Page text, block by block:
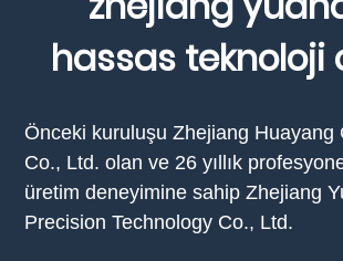
hassas teknoloji
Önceki kuruluşu Zhejiang Huayang
Co., Ltd. olan ve 26 yıllık
üretim deneyimine sahip Zhejiang
Precision Technology Co., Ltd.